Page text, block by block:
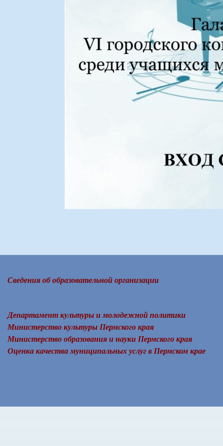
Сведения об образовательной организации
Департамент культуры и молодежной политики
Министерство культуры Пермского края
Министерство образования и науки Пермского края
Оценка качества муниципальных услуг в Пермском крае